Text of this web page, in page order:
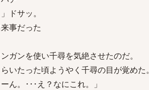
ドサッ。
事だった
ガンを使い千尋を気絶させたのだ。
いたった頃ようやく千尋の目が覚めた。
ーん。･･･え？なにこれ。」